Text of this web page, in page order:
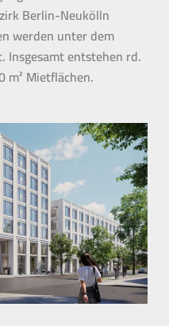
Berlin-Neukölln
werden unter dem
Insgesamt entstehen rd.
m² Mietflächen.